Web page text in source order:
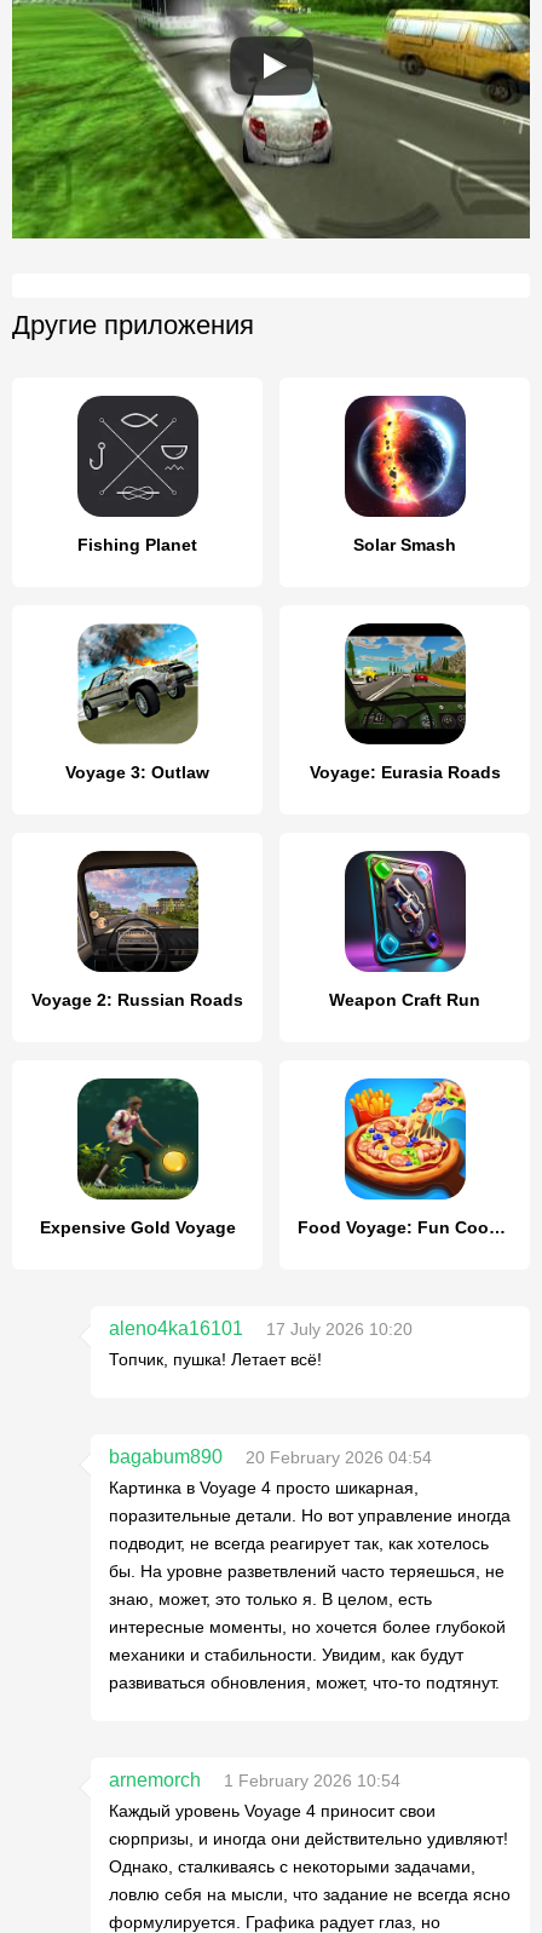
Другие приложения
Fishing Planet Solar Smash
Voyage 3: Outlaw Voyage: Eurasia Roads
Voyage 2: Russian Roads Weapon Craft Run
Expensive Gold Voyage Food Voyage: Fun Cooking Games
aleno4ka16101
17 July 2026 10:20
Топчик, пушка! Летает всё!
bagabum890
20 February 2026 04:54
Картинка в Voyage 4 просто шикарная,
поразительные детали. Но вот управление иногда
подводит, не всегда реагирует так, как хотелось
бы. На уровне разветвлений часто теряешься, не
знаю, может, это только я. В целом, есть
интересные моменты, но хочется более глубокой
механики и стабильности. Увидим, как будут
развиваться обновления, может, что-то подтянут.
arnemorch
1 February 2026 10:54
Каждый уровень Voyage 4 приносит свои
сюрпризы, и иногда они действительно удивляют!
Однако, сталкиваясь с некоторыми задачами,
ловлю себя на мысли, что задание не всегда ясно
формулируется. Графика радует глаз, но